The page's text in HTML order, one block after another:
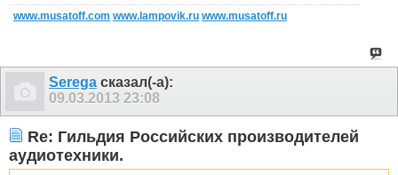
www.musatoff.com www.lampovik.ru www.musatoff.ru
Serega сказал(-а):
09.03.2013 23:08
Re: Гильдия Российских производителей
аудиотехники.